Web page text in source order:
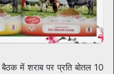
में शराब पर प्रति बोतल 10